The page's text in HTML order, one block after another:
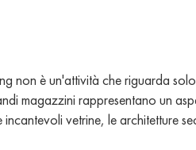
non è un'attività che riguarda
magazzini rappresentano un
vetrine, le architetture